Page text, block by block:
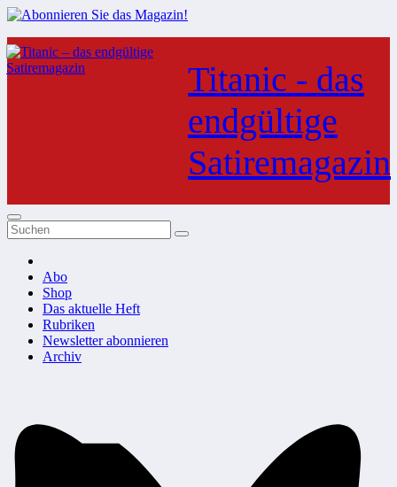
Zum
Inhalt
springen
Titanic - das
endgültige
Satiremagazin
Abo
Shop
Das aktuelle Heft
Rubriken
Newsletter abonnieren
Archiv